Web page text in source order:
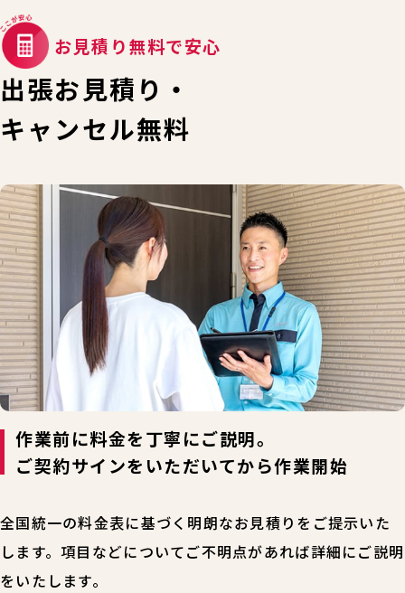
お見積り無料で安心
出張お見積り・
キャンセル無料
作業前に料金を丁寧にご説明。
ご契約サインをいただいてから作業開始
全国統一の料金表に基づく明朗なお見積りをご提示いた
します。項目などについてご不明点があれば詳細にご説明
をいたします。